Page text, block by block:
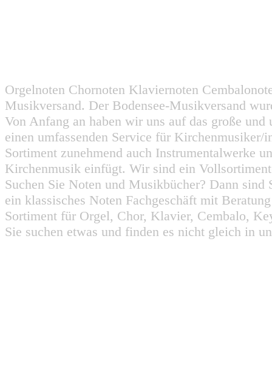
Orgelnoten Chornoten Klaviernoten
Musikversand. Der Bodensee-Musikversand
Von Anfang an haben wir uns auf das große
einen umfassenden Service für
Sortiment zunehmend auch Instrumentalwerke
Kirchenmusik einfügt. Wir sind ein
Suchen Sie Noten und Musikbücher? Dann
ein klassisches Noten Fachgeschäft mit
Sortiment für Orgel, Chor, Klavier, Cembalo,
Sie suchen etwas und finden es nicht gleich in